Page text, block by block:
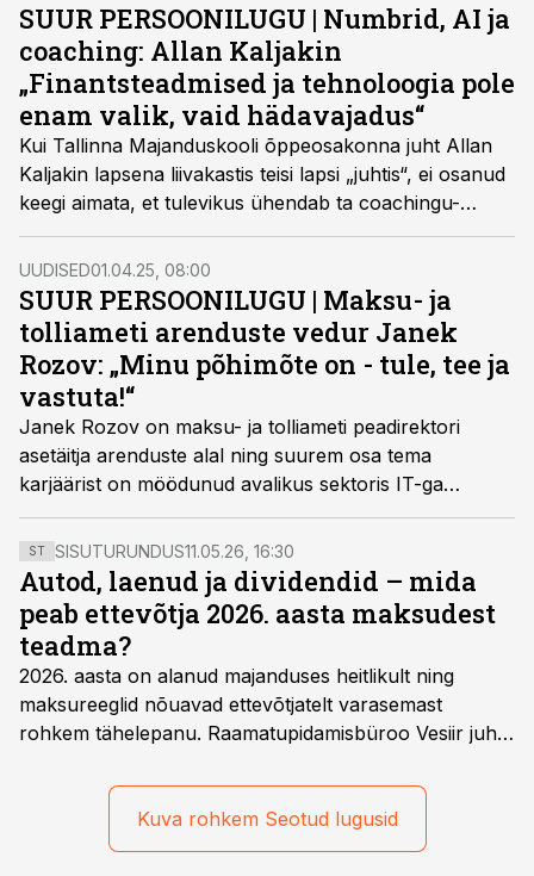
SUUR PERSOONILUGU | Numbrid, AI ja
coaching: Allan Kaljakin
„Finantsteadmised ja tehnoloogia pole
enam valik, vaid hädavajadus“
Kui Tallinna Majanduskooli õppeosakonna juht Allan
Kaljakin lapsena liivakastis teisi lapsi „juhtis“, ei osanud
keegi aimata, et tulevikus ühendab ta coachingu-
põhise juhtimisstiili, tehisintellekti ja andmeanalüüsi, et
nõnda edendada raamatupidamisõpet Eestis.
UUDISED01.04.25, 08:00
SUUR PERSOONILUGU | Maksu- ja
tolliameti arenduste vedur Janek
Rozov: „Minu põhimõte on - tule, tee ja
vastuta!“
Janek Rozov on maksu- ja tolliameti peadirektori
asetäitja arenduste alal ning suurem osa tema
karjäärist on möödunud avalikus sektoris IT-ga
seonduvas valdkonnas. Talle on oluline teha,
arendada ja vastutada, mitte pelgalt hallata ja
quo
’d säilitada.
ST SISUTURUNDUS11.05.26, 16:30
Autod, laenud ja dividendid – mida
peab ettevõtja 2026. aasta maksudest
teadma?
2026. aasta on alanud majanduses heitlikult ning
maksureeglid nõuavad ettevõtjatelt varasemast
rohkem tähelepanu. Raamatupidamisbüroo Vesiir juht
mõjutavad enim auto kasutamist, laenusuhteid ja
dividendide maksustamist ning kus peituvad suurimad
riskikohad.
Kuva rohkem Seotud lugusid